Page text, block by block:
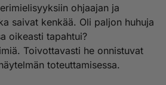
ohjaajan ja
saivat kenkää. Oli paljon huhuja
oikeasti tapahtui?
Toivottavasti he onnistuvat
toteuttamisessa.